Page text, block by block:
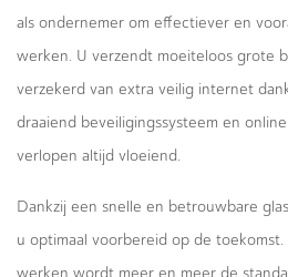
als ondernemer om effectiever en
werken. U verzendt moeiteloos grote
verzekerd van extra veilig internet
draaiend beveiligingssysteem en
verlopen altijd vloeiend.
Dankzij een snelle en betrouwbare
u optimaal voorbereid op de
werken wordt meer en meer de